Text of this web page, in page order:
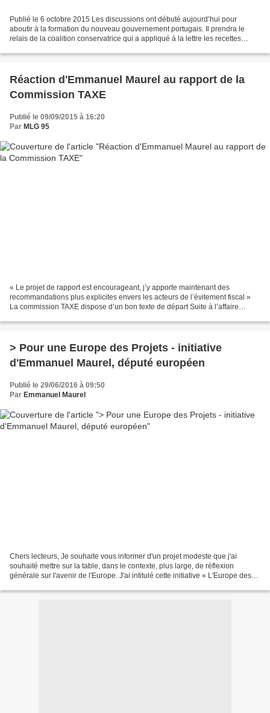
Publié le 6 octobre 2015 Les discussions ont débuté aujourd’hui pour
aboutir à la formation du nouveau gouvernement portugais. Il prendra le
relais de la coalition conservatrice qui a appliqué à la lettre les recettes
Réaction d'Emmanuel Maurel au rapport de la
Commission TAXE
Publié le 09/09/2015 à 16:20
Par MLG 95
« Le projet de rapport est encourageant, j’y apporte maintenant des
recommandations plus explicites envers les acteurs de l’évitement fiscal »
La commission TAXE dispose d’un bon texte de départ Suite à l’affaire
> Pour une Europe des Projets - initiative
d'Emmanuel Maurel, député européen
Publié le 29/06/2016 à 09:50
Par Emmanuel Maurel
Chers lecteurs, Je souhaite vous informer d'un projet modeste que j'ai
souhaité mettre sur la table, dans le contexte, plus large, de réflexion
générale sur l'avenir de l'Europe. J'ai intitulé cette initiative « L'Europe des